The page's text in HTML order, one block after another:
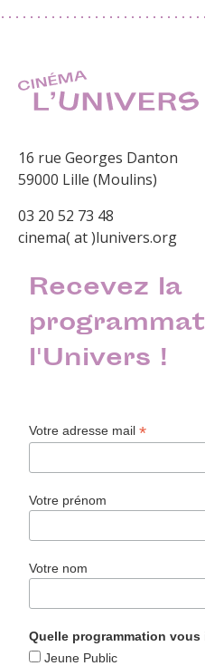
16 rue Georges Danton
59000 Lille (Moulins)
03 20 52 73 48
cinema( at )lunivers.org
Recevez la
l'Univers !
Votre adresse mail*
Votre prénom
Votre nom
Quelle programmation vous
Jeune Public